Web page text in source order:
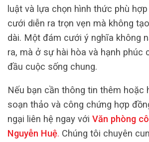
luật và lựa chọn hình thức phù
cưới diễn ra trọn vẹn mà không
dài. Một đám cưới ý nghĩa không
ra, mà ở sự hài hòa và hạnh phúc
đầu cuộc sống chung.
Nếu bạn cần thông tin thêm hoặc
soạn thảo và công chứng hợp
ngại liên hệ ngay với Văn phòng
Nguyễn Huệ. Chúng tôi chuyên